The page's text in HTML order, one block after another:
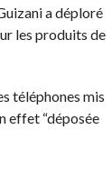
a déploré
les produits de
téléphones mis
effet “déposée